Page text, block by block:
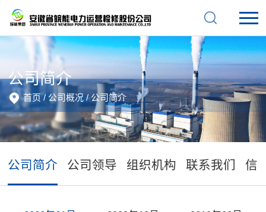
公司简介
首页 / 公司概况 / 公司简介
公司简介 公司领导 组织机构 联系我们 信